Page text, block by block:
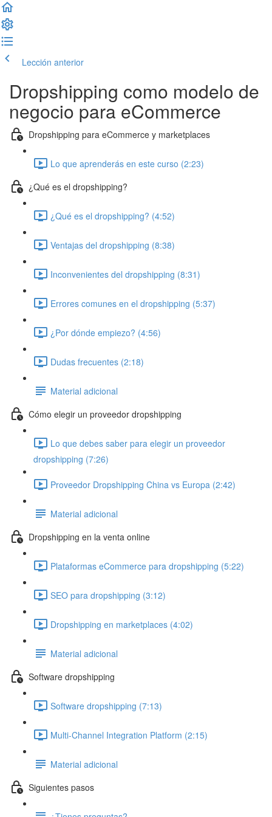
Lección anterior
Dropshipping como modelo de
negocio para eCommerce
Dropshipping para eCommerce y marketplaces
Lo que aprenderás en este curso (2:23)
¿Qué es el dropshipping?
¿Qué es el dropshipping? (4:52)
Ventajas del dropshipping (8:38)
Inconvenientes del dropshipping (8:31)
Errores comunes en el dropshipping (5:37)
¿Por dónde empiezo? (4:56)
Dudas frecuentes (2:18)
Material adicional
Cómo elegir un proveedor dropshipping
Lo que debes saber para elegir un proveedor
dropshipping (7:26)
Proveedor Dropshipping China vs Europa (2:42)
Material adicional
Dropshipping en la venta online
Plataformas eCommerce para dropshipping (5:22)
SEO para dropshipping (3:12)
Dropshipping en marketplaces (4:02)
Material adicional
Software dropshipping
Software dropshipping (7:13)
Multi-Channel Integration Platform (2:15)
Material adicional
Siguientes pasos